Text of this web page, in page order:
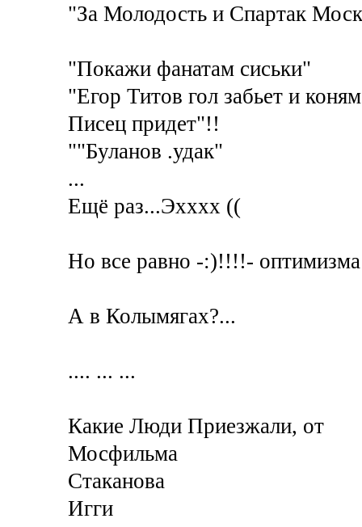
"За Молодость и Спартак
"Покажи фанатам сиськи"
"Егор Титов гол забьет и коням
Писец придет"!!
""Буланов .удак"
...
Ещё раз...Эхххх ((
Но все равно -:)!!!!-
А в Колымягах?...
.... ... ...
Какие Люди Приезжали, от
Мосфильма
Стаканова
Игги